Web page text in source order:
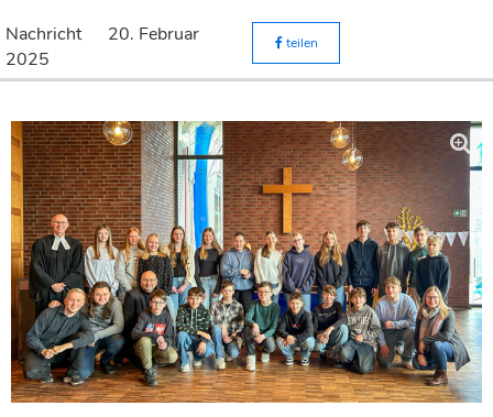
Nachricht
20. Februar
2025
teilen